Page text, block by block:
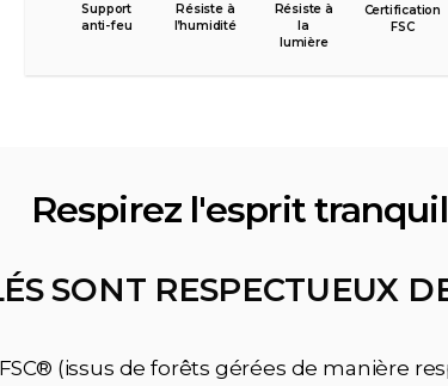
Support
anti-feu
Résiste à
l’humidité
Résiste à
la
lumière
Certification
FSC
Respirez l'esprit
SONT RESPECTUEUX
(issus de forêts gérées de manière